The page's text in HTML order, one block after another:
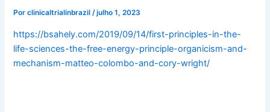
Porclinicaltrialinbrazil/julho 1, 2023
https://bsahely.com/2019/09/14/first-principles-in-the-
life-sciences-the-free-energy-principle-organicism-and-
mechanism-matteo-colombo-and-cory-wright/